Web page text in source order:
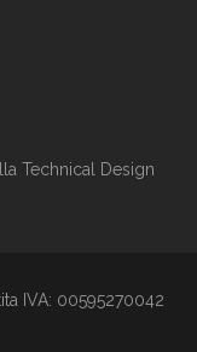
Technical Design
IVA: 00595270042